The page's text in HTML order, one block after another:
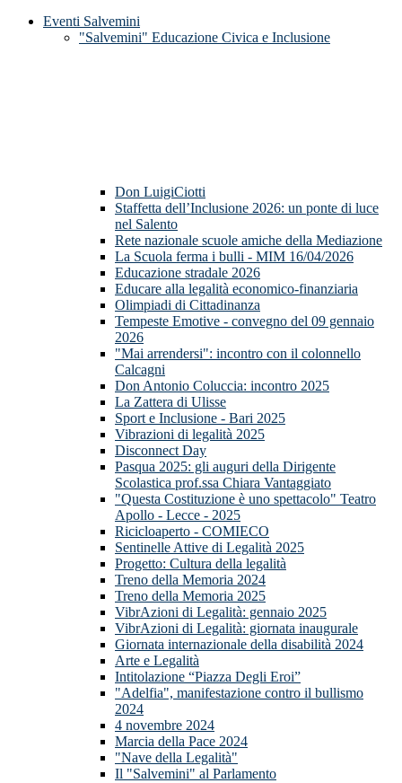
Eventi Salvemini
"Salvemini" Educazione Civica e Inclusione
Don LuigiCiotti
Staffetta dell’Inclusione 2026: un ponte di luce
nel Salento
Rete nazionale scuole amiche della Mediazione
La Scuola ferma i bulli - MIM 16/04/2026
Educazione stradale 2026
Educare alla legalità economico-finanziaria
Olimpiadi di Cittadinanza
Tempeste Emotive - convegno del 09 gennaio
2026
"Mai arrendersi": incontro con il colonnello
Calcagni
Don Antonio Coluccia: incontro 2025
La Zattera di Ulisse
Sport e Inclusione - Bari 2025
Vibrazioni di legalità 2025
Disconnect Day
Pasqua 2025: gli auguri della Dirigente
Scolastica prof.ssa Chiara Vantaggiato
"Questa Costituzione è uno spettacolo" Teatro
Apollo - Lecce - 2025
Ricicloaperto - COMIECO
Sentinelle Attive di Legalità 2025
Progetto: Cultura della legalità
Treno della Memoria 2024
Treno della Memoria 2025
VibrAzioni di Legalità: gennaio 2025
VibrAzioni di Legalità: giornata inaugurale
Giornata internazionale della disabilità 2024
Arte e Legalità
Intitolazione “Piazza Degli Eroi”
"Adelfia", manifestazione contro il bullismo
2024
4 novembre 2024
Marcia della Pace 2024
"Nave della Legalità"
Il "Salvemini" al Parlamento